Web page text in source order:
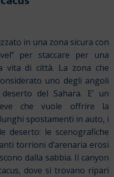
in una zona sicura con
per staccare per una
vita di città. La zona che
uno degli angoli
del Sahara. E’ un
che vuole offrire la
spostamenti in auto, i
deserto: le scenografiche
torrioni d’arenaria erosi
dalla sabbia. Il canyon
dove si trovano ripari